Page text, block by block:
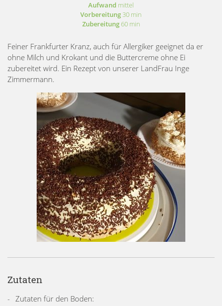
Aufwand mittel
Vorbereitung30 min
Zubereitung60 min
Feiner Frankfurter Kranz, auch für Allergiker geeignet da er
ohne Milch und Krokant und die Buttercreme ohne Ei
zubereitet wird. Ein Rezept von unserer LandFrau Inge
Zimmermann.
Zutaten
Zutaten für den Boden: